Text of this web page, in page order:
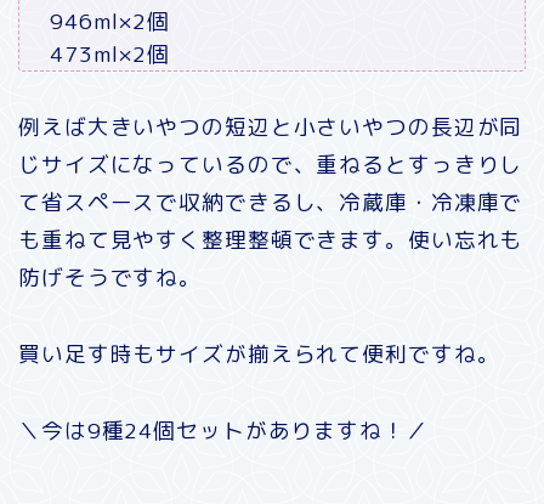
946ml×2個
473ml×2個
例えば大きいやつの短辺と小さいやつの長辺が同
じサイズになっているので、重ねるとすっきりし
て省スペースで収納できるし、冷蔵庫・冷凍庫で
も重ねて見やすく整理整頓できます。使い忘れも
防げそうですね。
買い足す時もサイズが揃えられて便利ですね。
＼今は9種24個セットがありますね！／